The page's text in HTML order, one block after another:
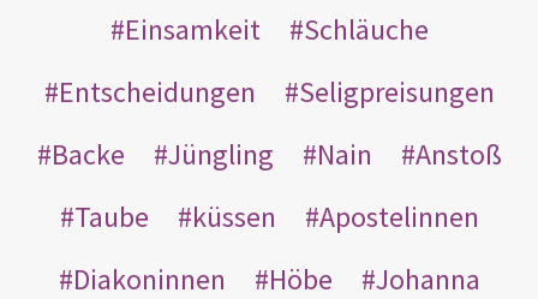
Einsamkeit
Schläuche
Entscheidungen
Seligpreisungen
Backe
Jüngling Nain
Anstoß
Taube
küssen
Apostelinnen
Diakoninnen
Höbe
Johanna